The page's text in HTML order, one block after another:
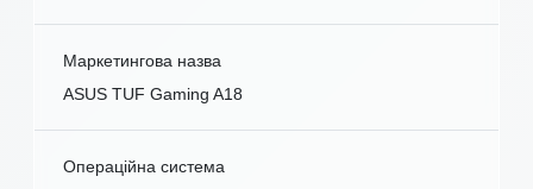
Маркетингова назва
ASUS TUF Gaming A18
Операційна система